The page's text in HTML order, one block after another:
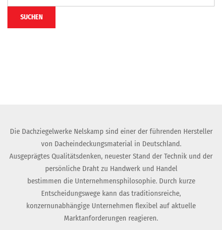
SUCHEN
Die Dachziegelwerke Nelskamp sind einer der führenden Hersteller
von Dacheindeckungsmaterial in Deutschland.
Ausgeprägtes Qualitätsdenken, neuester Stand der Technik und der
persönliche Draht zu Handwerk und Handel
bestimmen die Unternehmensphilosophie. Durch kurze
Entscheidungswege kann das traditionsreiche,
konzernunabhängige Unternehmen flexibel auf aktuelle
Marktanforderungen reagieren.